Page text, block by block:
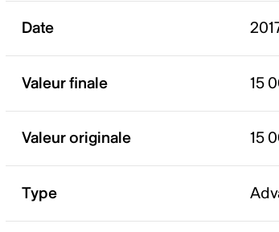
Date
Valeur finale 15
Valeur originale 15
Type